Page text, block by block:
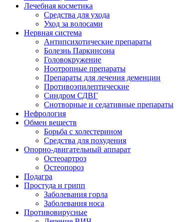
Лечебная косметика
Средства для ухода
Уход за волосами
Нервная система
Антипсихотические препараты
Болезнь Паркинсона
Головокружение
Ноотропные препараты
Препараты для лечения деменции
Противоэпилептические
Синдром СДВГ
Снотворные и седативные препараты
Нефрология
Обмен веществ
Борьба с холестерином
Средства для похудения
Опорно-двигательный аппарат
Остеоартроз
Остеопороз
Подагра
Простуда и грипп
Заболевания горла
Заболевания носа
Противовирусные